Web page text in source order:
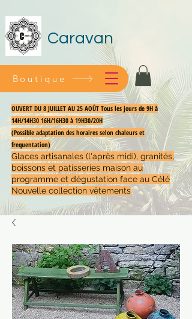
Caravan
OUVERT DU 8 JUILLET AU 25 AOÛT Tous les jours de 9H à
14H/14H30 16H/16H30 à 19H30/20H
(Possible adaptation des horaires selon chaleurs et
frequentation)
Glaces artisanales (l'après midi), granités,
boissons et patisseries maison au
programme et dégustation face au Célé
Nouvelle collection vêtements
Boutique